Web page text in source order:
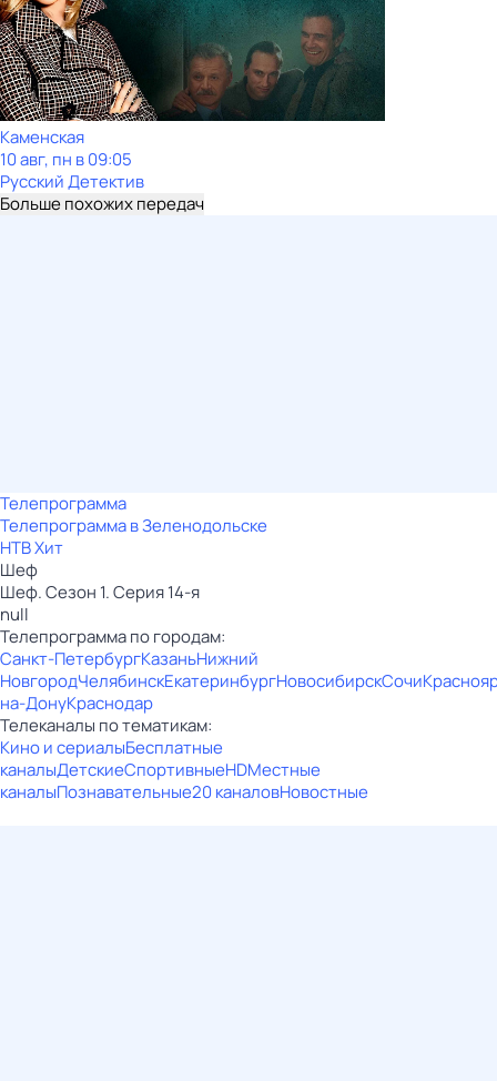
Каменская
10 авг, пн в 09:05
Русский Детектив
Больше похожих передач
Телепрограмма
Телепрограмма в Зеленодольске
НТВ Хит
Шеф
Шеф. Сезон 1. Серия 14-я
null
Телепрограмма по городам:
Санкт-ПетербургКазаньНижний
НовгородЧелябинскЕкатеринбургНовосибирскСочи
на-ДонуКраснодар
Телеканалы по тематикам:
Кино и сериалыБесплатные
каналыДетскиеСпортивныеHDМестные
каналыПознавательные20 каналовНовостные